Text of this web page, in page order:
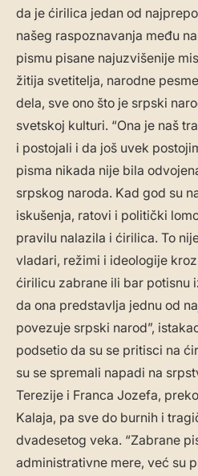
da je ćirilica jedan od
našeg raspoznavanja među
pismu pisane najuzvišenije
žitija svetitelja, narodne
dela, sve ono što je srpski
svetskoj kulturi. “Ona je naš
i postojali i da još uvek
pisma nikada nije bila
srpskog naroda. Kad god su
iskušenja, ratovi i politički
pravilu nalazila i ćirilica. To
vladari, režimi i ideologije
ćirilicu zabrane ili bar potisnu
da ona predstavlja jednu od
povezuje srpski narod”,
podsetio da su se pritisci na
su se spremali napadi na
Terezije i Franca Jozefa,
Kalaja, pa sve do burnih i
dvadesetog veka. “Zabrane
administrativne mere, već su